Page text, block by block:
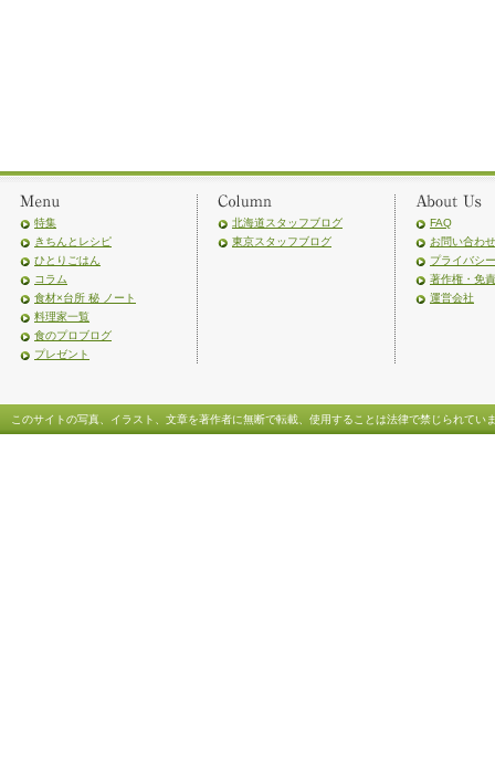
特集
きちんとレシピ
ひとりごはん
コラム
食材×台所 秘 ノート
料理家一覧
食のプロブログ
プレゼント
北海道スタッフブログ
東京スタッフブログ
FAQ
お問い合わせ
プライバシ
著作権・免
運営会社
このサイトの写真、イラスト、文章を著作者に無断で転載、使用することは法律で禁じられてい